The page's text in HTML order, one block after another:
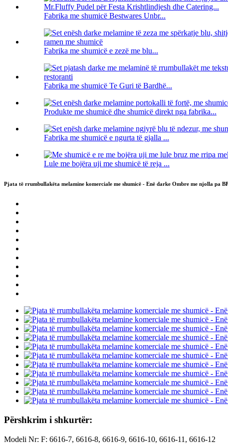
Fabrika me shumicë Bestwares Unbr...
Fabrika me shumicë e zezë me blu...
Fabrika me shumicë Te Guri të Bardhë...
Produkte me shumicë dhe shumicë direkt nga fabrika...
Fabrika me shumicë e ngurta të gjalla ...
Lule me bojëra uji me shumicë të reja ...
Pjata të rrumbullakëta melamine komerciale me shumicë - Enë darke Ombre me njolla pa
Përshkrim i shkurtër:
Modeli Nr: F: 6616-7, 6616-8, 6616-9, 6616-10, 6616-11, 6616-12